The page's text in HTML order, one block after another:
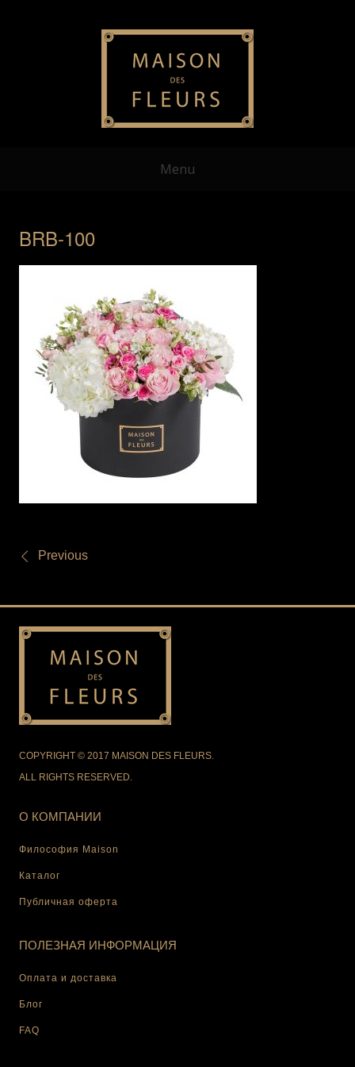
Menu
BRB-100
Previous
COPYRIGHT © 2017 MAISON DES FLEURS.
ALL RIGHTS RESERVED.
О КОМПАНИИ
Философия Maison
Каталог
Публичная оферта
ПОЛЕЗНАЯ ИНФОРМАЦИЯ
Оплата и доставка
Блог
FAQ